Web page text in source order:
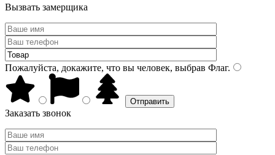
Вызвать замерщика
Пожалуйста, докажите, что вы человек, выбрав Флаг.
Заказать звонок